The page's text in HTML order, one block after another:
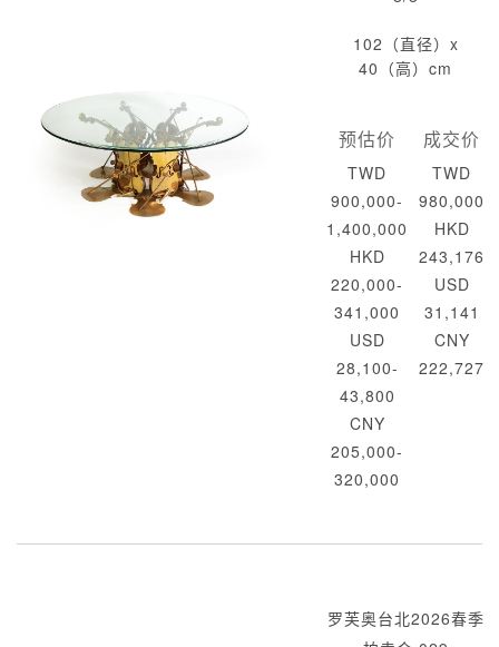
102（直径）x
40（高）cm
预估价
TWD
900,000-
1,400,000
HKD
220,000-
341,000
USD
28,100-
43,800
CNY
205,000-
320,000
成交价
TWD
980,000
HKD
243,176
USD
31,141
CNY
222,727
罗芙奥台北2026春季